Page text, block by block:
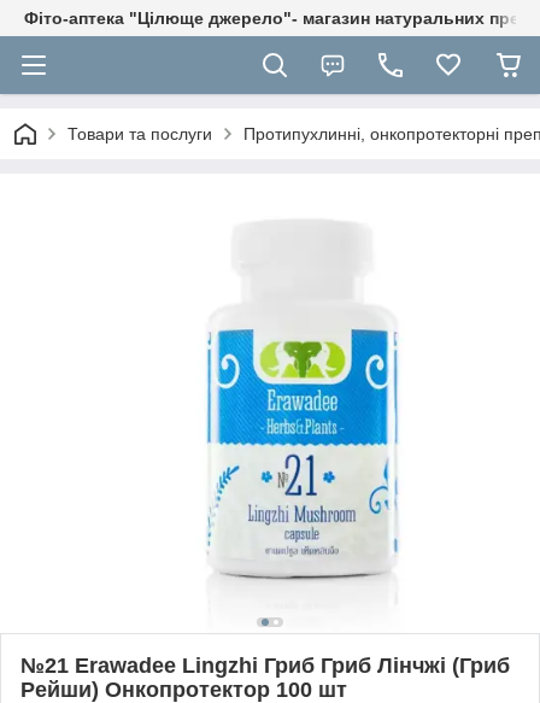
Фіто-аптека "Цілюще джерело"- магазин натуральних
Товари та послуги Протипухлинні, онкопротекторні
№21 Erawadee Lingzhi Гриб Гриб Лінчжі (Гриб
Рейши) Онкопротектор 100 шт